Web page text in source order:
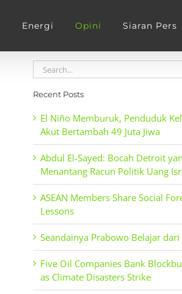
Energi Opini Siaran Pers
Search
for:
Recent Posts
El Niño Memburuk, Penduduk
Akut Bertambah 49 Juta Jiwa
Abdul El-Sayed: Bocah Detroit
Menantang Racun Politik Uang
ASEAN Members Share Social
Lessons
Seandainya Prabowo Belajar dari
Five Oil Companies Bank
as Climate Disasters Strike